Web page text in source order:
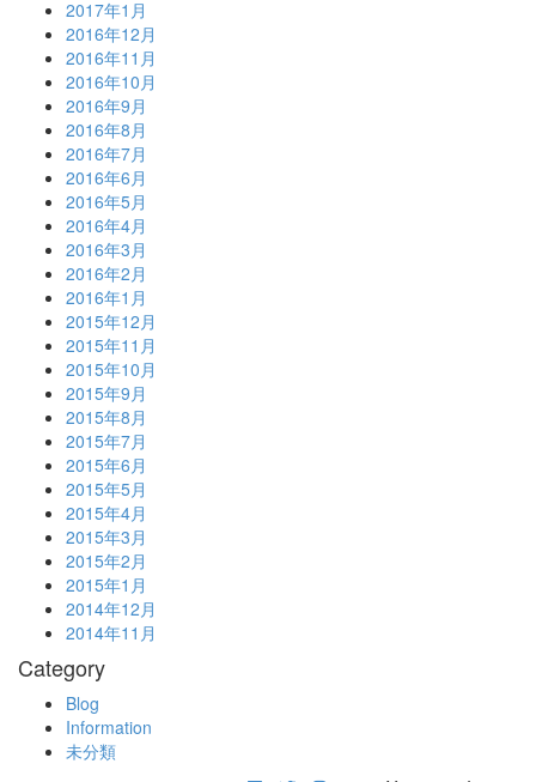
2017年1月
2016年12月
2016年11月
2016年10月
2016年9月
2016年8月
2016年7月
2016年6月
2016年5月
2016年4月
2016年3月
2016年2月
2016年1月
2015年12月
2015年11月
2015年10月
2015年9月
2015年8月
2015年7月
2015年6月
2015年5月
2015年4月
2015年3月
2015年2月
2015年1月
2014年12月
2014年11月
Category
Blog
Information
未分類